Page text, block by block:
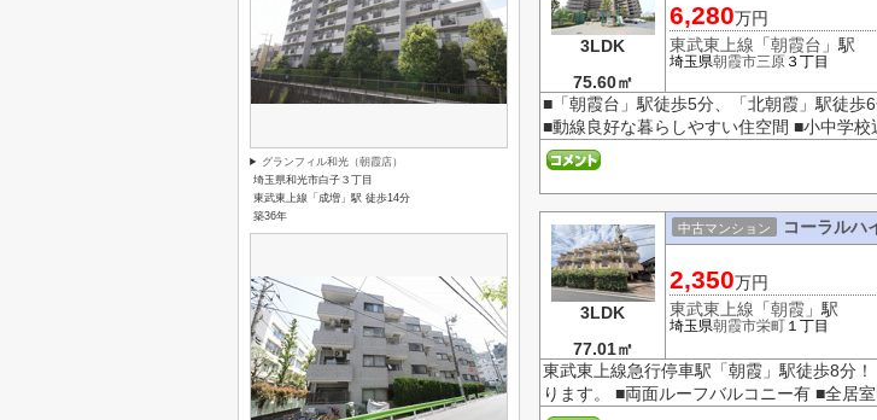
3LDK
75.60㎡
6,280万円
東武東上線 「朝霞台 」駅
埼玉県朝霞市三原 ３丁目
■「朝霞台」駅徒歩5分、「北朝霞」駅徒
■動線良好な暮らしやすい住空間 ■小中学
3LDK
77.01㎡
中古マンション コーラルハ
2,350万円
東武東上線 「朝霞 」駅
埼玉県朝霞市栄町 １丁目
東武東上線急行停車駅「朝霞」駅徒歩8分
ります。 ■両面ルーフバルコニー有 ■全居
グランフィル和光（朝霞店）
埼玉県和光市白子３丁目
東武東上線「成増」駅 徒歩14分
築36年